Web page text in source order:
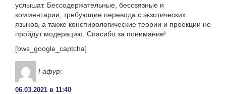
услышат. Бессодержательные, бессвязные и
комментарии, требующие перевода с экзотических
языков, а также конспирологические теории и проекции не
пройдут модерацию. Спасибо за понимание!
[bws_google_captcha]
Гафур:
06.03.2021 в 11:40